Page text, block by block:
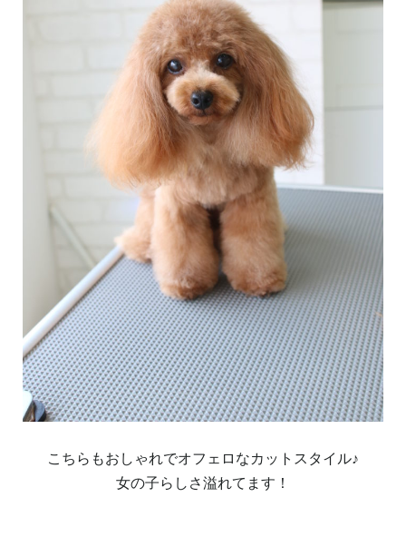
こちらもおしゃれでオフェロなカットスタイル♪
女の子らしさ溢れてます！